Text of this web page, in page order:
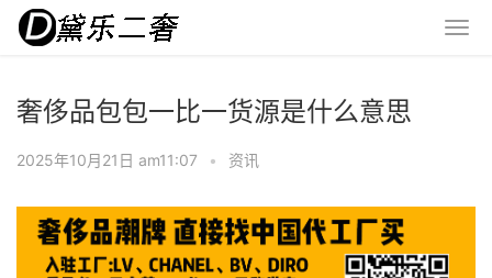
奢侈品包包一比一货源是什么意思
2025年10月21日 am11:07 • 资讯